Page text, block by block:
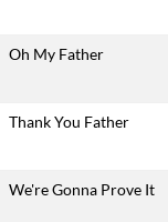
Oh My Father
Thank You Father
We're Gonna Prove It